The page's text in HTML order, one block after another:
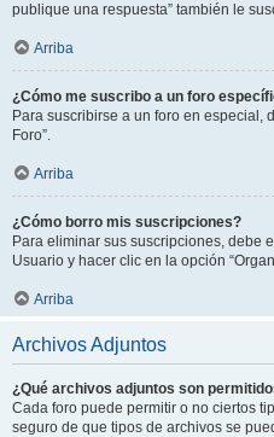
publique una respuesta” también le
Arriba
¿Cómo me suscribo a un foro
Para suscribirse a un foro en especial,
Foro”.
Arriba
¿Cómo borro mis suscripciones?
Para eliminar sus suscripciones, debe
Usuario y hacer clic en la opción
Arriba
Archivos Adjuntos
¿Qué archivos adjuntos son
Cada foro puede permitir o no ciertos
seguro de que tipos de archivos se